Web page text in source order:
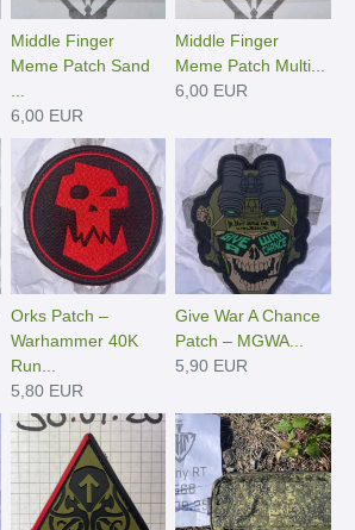
Middle Finger
Meme Patch Sand
6,00 EUR
Middle Finger
Meme Patch Multi...
6,00 EUR
Orks Patch –
Warhammer 40K
Run...
5,80 EUR
Give War A Chance
Patch – MGWA...
5,90 EUR